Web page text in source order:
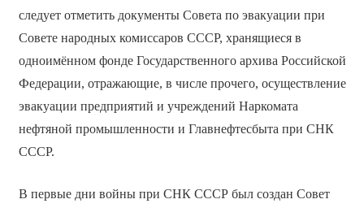
следует отметить документы Совета по эвакуации при
Совете народных комиссаров СССР, хранящиеся в
одноимённом фонде Государственного архива Российской
Федерации, отражающие, в числе прочего, осуществление
эвакуации предприятий и учреждений Наркомата
нефтяной промышленности и Главнефтесбыта при СНК
СССР.
В первые дни войны при СНК СССР был создан Совет